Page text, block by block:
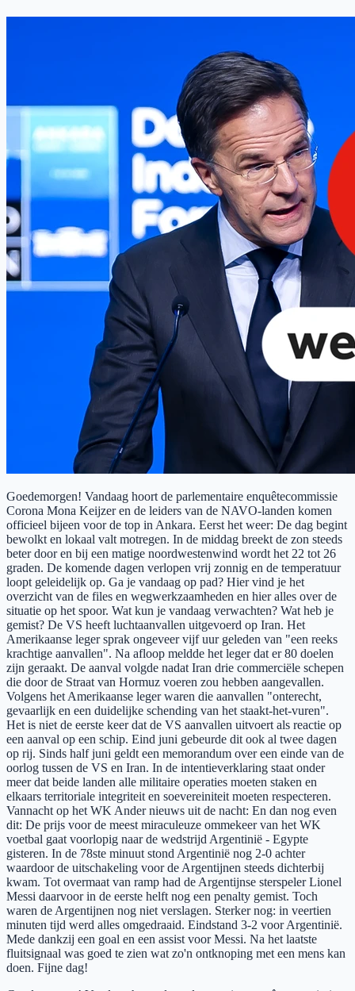
Goedemorgen! Vandaag hoort de parlementaire enquêtecommissie
Corona Mona Keijzer en de leiders van de NAVO-landen komen
officieel bijeen voor de top in Ankara. Eerst het weer: De dag begint
bewolkt en lokaal valt motregen. In de middag breekt de zon steeds
beter door en bij een matige noordwestenwind wordt het 22 tot 26
graden. De komende dagen verlopen vrij zonnig en de temperatuur
loopt geleidelijk op. Ga je vandaag op pad? Hier vind je het
overzicht van de files en wegwerkzaamheden en hier alles over de
situatie op het spoor. Wat kun je vandaag verwachten? Wat heb je
gemist? De VS heeft luchtaanvallen uitgevoerd op Iran. Het
Amerikaanse leger sprak ongeveer vijf uur geleden van "een reeks
krachtige aanvallen". Na afloop meldde het leger dat er 80 doelen
zijn geraakt. De aanval volgde nadat Iran drie commerciële schepen
die door de Straat van Hormuz voeren zou hebben aangevallen.
Volgens het Amerikaanse leger waren die aanvallen "onterecht,
gevaarlijk en een duidelijke schending van het staakt-het-vuren".
Het is niet de eerste keer dat de VS aanvallen uitvoert als reactie op
een aanval op een schip. Eind juni gebeurde dit ook al twee dagen
op rij. Sinds half juni geldt een memorandum over een einde van de
oorlog tussen de VS en Iran. In de intentieverklaring staat onder
meer dat beide landen alle militaire operaties moeten staken en
elkaars territoriale integriteit en soevereiniteit moeten respecteren.
Vannacht op het WK Ander nieuws uit de nacht: En dan nog even
dit: De prijs voor de meest miraculeuze ommekeer van het WK
voetbal gaat voorlopig naar de wedstrijd Argentinië - Egypte
gisteren. In de 78ste minuut stond Argentinië nog 2-0 achter
waardoor de uitschakeling voor de Argentijnen steeds dichterbij
kwam. Tot overmaat van ramp had de Argentijnse sterspeler Lionel
Messi daarvoor in de eerste helft nog een penalty gemist. Toch
waren de Argentijnen nog niet verslagen. Sterker nog: in veertien
minuten tijd werd alles omgedraaid. Eindstand 3-2 voor Argentinië.
Mede dankzij een goal en een assist voor Messi. Na het laatste
fluitsignaal was goed te zien wat zo'n ontknoping met een mens kan
doen. Fijne dag!